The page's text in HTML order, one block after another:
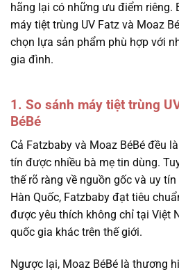
hãng lại có những ưu điểm riêng.
máy tiệt trùng UV Fatz và Moaz
chọn lựa sản phẩm phù hợp với
gia đình.
1. So sánh máy tiệt trùng
BéBé
Cả Fatzbaby và Moaz BéBé đều
tín được nhiều bà mẹ tin dùng.
thế rõ ràng về nguồn gốc và uy
Hàn Quốc, Fatzbaby đạt tiêu
được yêu thích không chỉ tại Việt
quốc gia khác trên thế giới.
Ngược lại, Moaz BéBé là thương